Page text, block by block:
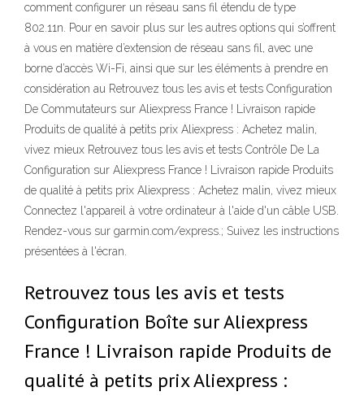
comment configurer un réseau sans fil étendu de type
802.11n. Pour en savoir plus sur les autres options qui s’offrent
à vous en matière d’extension de réseau sans fil, avec une
borne d’accès Wi-Fi, ainsi que sur les éléments à prendre en
considération au Retrouvez tous les avis et tests Configuration
De Commutateurs sur Aliexpress France ! Livraison rapide
Produits de qualité à petits prix Aliexpress : Achetez malin,
vivez mieux Retrouvez tous les avis et tests Contrôle De La
Configuration sur Aliexpress France ! Livraison rapide Produits
de qualité à petits prix Aliexpress : Achetez malin, vivez mieux
Connectez l'appareil à votre ordinateur à l'aide d'un câble USB.
Rendez-vous sur garmin.com/express.; Suivez les instructions
présentées à l'écran.
Retrouvez tous les avis et tests
Configuration Boîte sur Aliexpress
France ! Livraison rapide Produits de
qualité à petits prix Aliexpress :